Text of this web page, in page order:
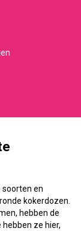
soorten en
kokerdozen.
hebben de
ze hier,